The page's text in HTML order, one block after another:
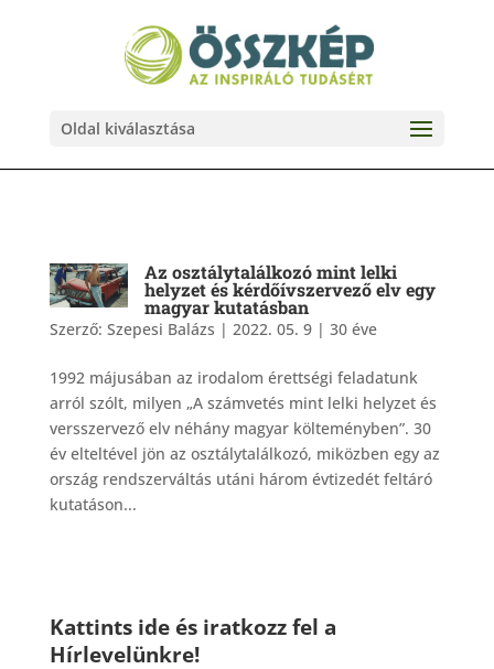
Oldal kiválasztása
Az osztálytalálkozó mint lelki
helyzet és kérdőívszervező elv egy
magyar kutatásban
Szerző: Szepesi Balázs | 2022. 05. 9| 30 éve
1992 májusában az irodalom érettségi feladatunk
arról szólt, milyen „A számvetés mint lelki helyzet és
versszervező elv néhány magyar költeményben”. 30
év elteltével jön az osztálytalálkozó, miközben egy az
ország rendszerváltás utáni három évtizedét feltáró
kutatáson...
Kattints ide és iratkozz fel a
Hírlevelünkre!